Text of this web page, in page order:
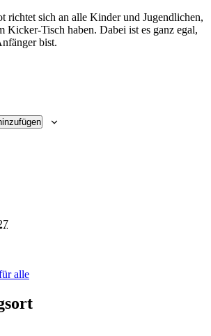
richtet sich an alle Kinder und Jugendlichen,
Kicker-Tisch haben. Dabei ist es ganz egal,
bist.
alle